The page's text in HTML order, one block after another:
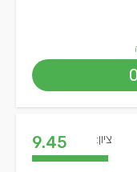
ציון: 9.45